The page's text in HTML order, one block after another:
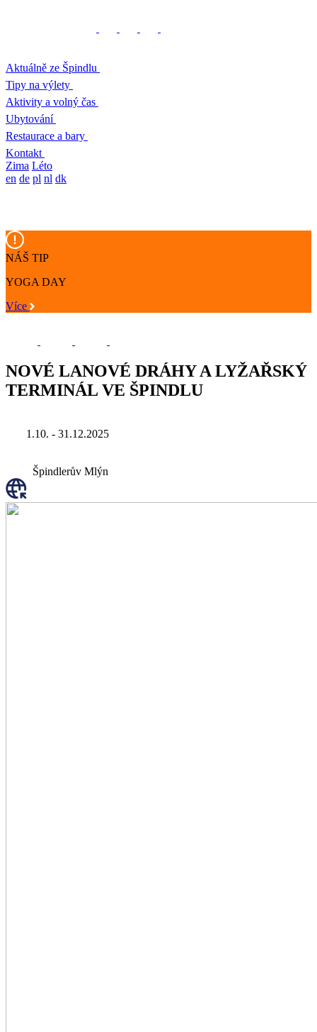
Aktuálně ze Špindlu
Tipy na výlety
Aktivity a volný čas
Ubytování
Restaurace a bary
Kontakt
Zima Léto
en de pl nl dk
NÁŠ TIP
YOGA DAY
Více
NOVÉ LANOVÉ DRÁHY A LYŽAŘSKÝ
TERMINÁL VE ŠPINDLU
1.10. - 31.12.2025
Špindlerův Mlýn